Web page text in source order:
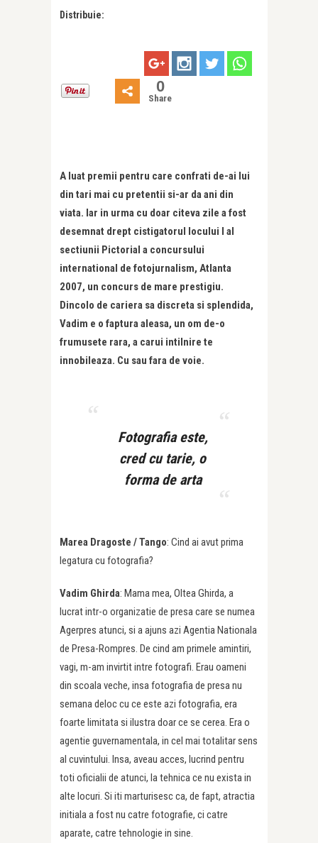
Distribuie:
0
Share
A luat premii pentru care confrati de-ai lui
din tari mai cu pretentii si-ar da ani din
viata. Iar in urma cu doar citeva zile a fost
desemnat drept cistigatorul locului I al
sectiunii Pictorial a concursului
international de fotojurnalism, Atlanta
2007, un concurs de mare prestigiu.
Dincolo de cariera sa discreta si splendida,
Vadim e o faptura aleasa, un om de-o
frumusete rara, a carui intilnire te
innobileaza. Cu sau fara de voie.
Fotografia este,
cred cu tarie, o
forma de arta
Marea Dragoste / Tango: Cind ai avut prima
legatura cu fotografia?
Vadim Ghirda: Mama mea, Oltea Ghirda, a
lucrat intr-o organizatie de presa care se numea
Agerpres atunci, si a ajuns azi Agentia Nationala
de Presa-Rompres. De cind am primele amintiri,
vagi, m-am invirtit intre fotografi. Erau oameni
din scoala veche, insa fotografia de presa nu
semana deloc cu ce este azi fotografia, era
foarte limitata si ilustra doar ce se cerea. Era o
agentie guvernamentala, in cel mai totalitar sens
al cuvintului. Insa, aveau acces, lucrind pentru
toti oficialii de atunci, la tehnica ce nu exista in
alte locuri. Si iti marturisesc ca, de fapt, atractia
initiala a fost nu catre fotografie, ci catre
aparate, catre tehnologie in sine.